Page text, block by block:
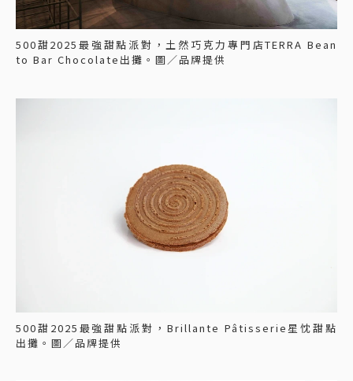
500甜2025最強甜點派對，土然巧克力專門店TERRA Bean
to Bar Chocolate出攤。圖／品牌提供
500甜2025最強甜點派對，Brillante Pâtisserie星忱甜點
出攤。圖／品牌提供